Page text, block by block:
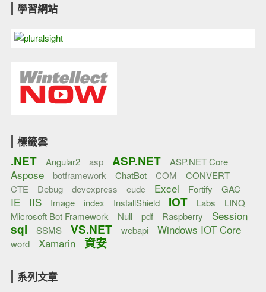
學習網站
標籤雲
.NET Angular2 asp ASP.NET ASP.NET Core
Aspose botframework ChatBot COM
CONVERT
CTE
Debug devexpress eudc Excel Fortify GAC
IE IIS Image index InstallShield IOT Labs
LINQ
Microsoft Bot Framework
Null pdf Raspberry Session
sql SSMS VS.NET webapi Windows IOT Core
word Xamarin 資安
系列文章